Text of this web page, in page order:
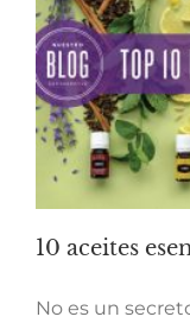
10 aceites
No es un